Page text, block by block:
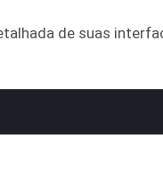
de suas